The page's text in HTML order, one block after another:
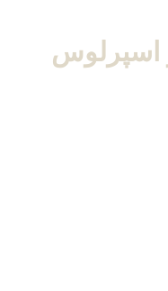
اسپرلوس